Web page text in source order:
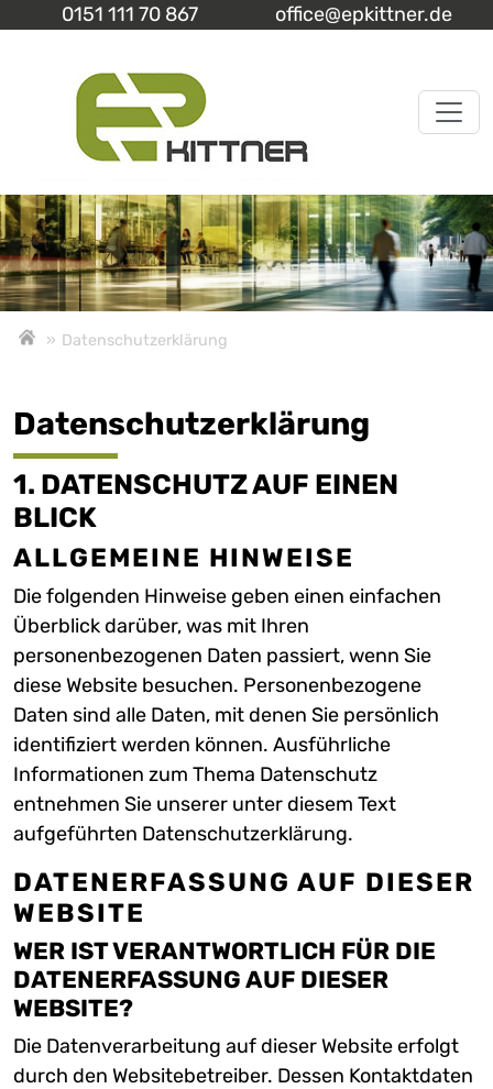
0151 111 70 867 office@epkittner.de
» Datenschutzerklärung
Datenschutzerklärung
1. DATENSCHUTZ AUF EINEN
BLICK
ALLGEMEINE HINWEISE
Die folgenden Hinweise geben einen einfachen
Überblick darüber, was mit Ihren
personenbezogenen Daten passiert, wenn Sie
diese Website besuchen. Personenbezogene
Daten sind alle Daten, mit denen Sie persönlich
identifiziert werden können. Ausführliche
Informationen zum Thema Datenschutz
entnehmen Sie unserer unter diesem Text
aufgeführten Datenschutzerklärung.
DATENERFASSUNG AUF DIESER
WEBSITE
WER IST VERANTWORTLICH FÜR DIE
DATENERFASSUNG AUF DIESER
WEBSITE?
Die Datenverarbeitung auf dieser Website erfolgt
durch den Websitebetreiber. Dessen Kontaktdaten